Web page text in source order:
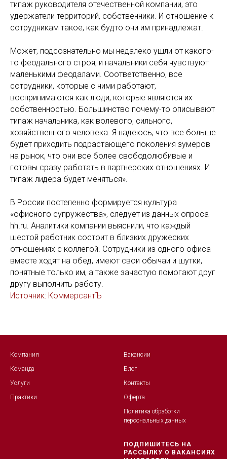
типаж руководителя отечественной компании, это
удержатели территорий, собственники. И отношение к
сотрудникам такое, как будто они им принадлежат.
Может, подсознательно мы недалеко ушли от какого-
то феодального строя, и начальники себя чувствуют
маленькими феодалами. Соответственно, все
сотрудники, которые с ними работают,
воспринимаются как люди, которые являются их
собственностью. Большинство почему-то описывают
типаж начальника, как волевого, сильного,
хозяйственного человека. Я надеюсь, что все больше
будет приходить подрастающего поколения зумеров
на рынок, что они все более свободолюбивые и
готовы сразу работать в партнерских отношениях. И
типаж лидера будет меняться».
В России постепенно формируется культура
«офисного супружества», следует из данных опроса
hh.ru. Аналитики компании выяснили, что каждый
шестой работник состоит в близких дружеских
отношениях с коллегой. Сотрудники из одного офиса
вместе ходят на обед, имеют свои обычаи и шутки,
понятные только им, а также зачастую помогают друг
другу выполнить работу.
Источник: КоммерсантЪ
Компания
Команда
Услуги
Практики
Вакансии
Блог
Контакты
Оферта
Политика обработки
персональных данных
ПОДПИШИТЕСЬ НА
РАССЫЛКУ О ВАКАНСИЯХ